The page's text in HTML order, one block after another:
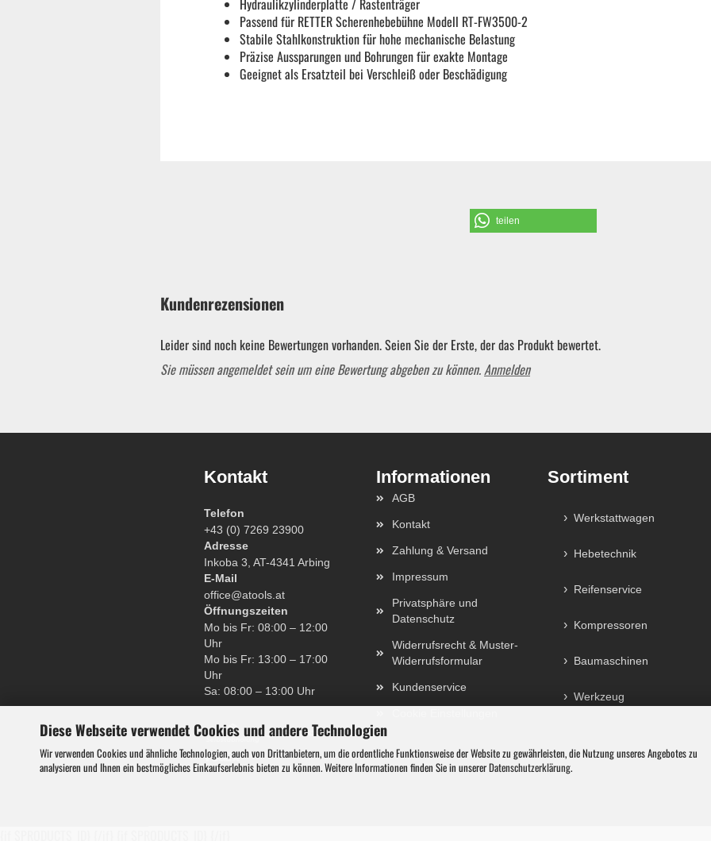
Diese Webseite verwendet Cookies und andere Technologien
Wir verwenden Cookies und ähnliche Technologien, auch von Drittanbietern, um die ordentliche Funktionsweise der Website zu gewährleisten, die Nutzung unseres Angebotes zu
analysieren und Ihnen ein bestmögliches Einkaufserlebnis bieten zu können. Weitere Informationen finden Sie in unsererDatenschutzerklärung.
Autoreinigung | Autopflege
Arbeitsbekleidung
Hebelwerkzeug | Splinttreiber
Gebläse
Heckenscheren
Kettensägen
Rasenmäher
Rasentrimmer
ATV Miniquads
Hydraulikzylinderplatte / Rastenträger
Passend für RETTER Scherenhebebühne Modell RT-FW3500-2
Stabile Stahlkonstruktion für hohe mechanische Belastung
Präzise Aussparungen und Bohrungen für exakte Montage
Geeignet als Ersatzteil bei Verschleiß oder Beschädigung
teilen
Kundenrezensionen
Leider sind noch keine Bewertungen vorhanden. Seien Sie der Erste, der das Produkt bewertet.
Sie müssen angemeldet sein um eine Bewertung abgeben zu können.Anmelden
Kontakt
Telefon
+43 (0) 7269 23900
Adresse
Inkoba 3, AT-4341 Arbing
E-Mail
office@atools.at
Öffnungszeiten
Mo bis Fr: 08:00 – 12:00
Uhr
Mo bis Fr: 13:00 – 17:00
Uhr
Sa: 08:00 – 13:00 Uhr
AGB
Kontakt
Zahlung & Versand
Impressum
Privatsphäre und
Datenschutz
Widerrufsrecht & Muster-
Widerrufsformular
Kundenservice
Sortiment
Werkstattwagen
Hebetechnik
Reifenservice
Kompressoren
Baumaschinen
Werkzeug